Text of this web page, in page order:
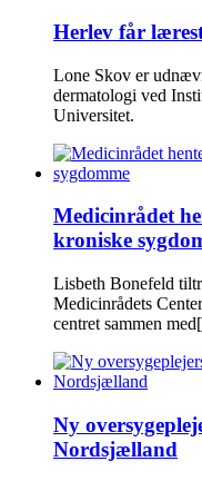
Herlev får
Lone Skov er
dermatologi ved
Universitet.
Medicinrådet
kroniske
Lisbeth Bonefeld
Medicinrådets
centret sammen
Ny
Nordsjælland